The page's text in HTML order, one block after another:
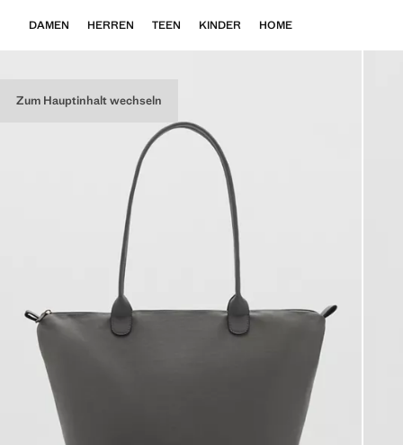
Zum Hauptinhalt wechseln
DAMEN HERREN TEEN KINDER HOME